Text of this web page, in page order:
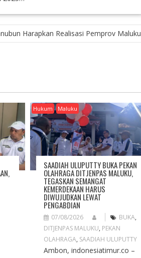
Harapkan Realisasi Pemprov Maluku
Hukum Maluku
SAADIAH ULUPUTTY BUKA PEKAN
OLAHRAGA DITJENPAS MALUKU,
TEGASKAN SEMANGAT
KEMERDEKAAN HARUS
DIWUJUDKAN LEWAT
PENGABDIAN
07/08/2026 BUKA,
DITJENPAS MALUKU, PEKAN
OLAHRAGA, SAADIAH ULUPUTTY
Ambon, indonesiatimur.co –